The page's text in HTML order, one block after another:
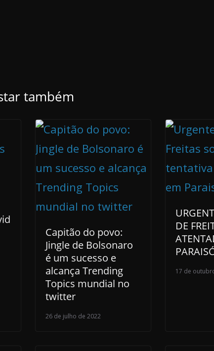
também
Capitão do povo:
Jingle de Bolsonaro
é um sucesso e
alcança Trending
Topics mundial no
twitter
26 de julho de 2022
DE
17 de